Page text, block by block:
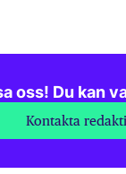
oss! Du kan
Kontakta